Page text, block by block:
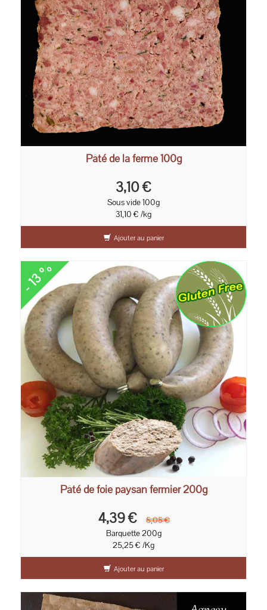
Pâté de la ferme 100g
3,10 €
Sous vide 100g
31,10 € /kg
Ajouter au panier
- 13 %
Pâté de foie paysan fermier 200g
4,39 €
5,05 €
Barquette 200g
25,25 € /Kg
Ajouter au panier